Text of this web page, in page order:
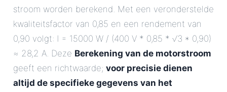
stroom worden berekend. Met een veronderstelde
kwaliteitsfactor van 0,85 en een rendement van
0,90 volgt: I = 15000 W / (400 V * 0,85 * √3 * 0,90)
≈ 28,2 A. Deze Berekening van de motorstroom
geeft een richtwaarde; voor precisie dienen
altijd de specifieke gegevens van het